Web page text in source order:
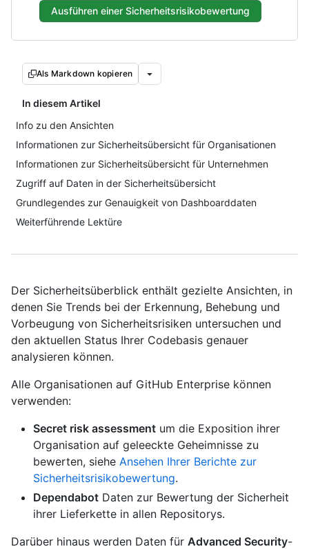
Ausführen einer Sicherheitsrisikobewertung
Als Markdown kopieren
In diesem Artikel
Info zu den Ansichten
Informationen zur Sicherheitsübersicht für Organisationen
Informationen zur Sicherheitsübersicht für Unternehmen
Zugriff auf Daten in der Sicherheitsübersicht
Grundlegendes zur Genauigkeit von Dashboarddaten
Weiterführende Lektüre
Der Sicherheitsüberblick enthält gezielte Ansichten, in
denen Sie Trends bei der Erkennung, Behebung und
Vorbeugung von Sicherheitsrisiken untersuchen und
den aktuellen Status Ihrer Codebasis genauer
analysieren können.
Alle Organisationen auf GitHub Enterprise können
verwenden:
Secret risk assessment um die Exposition ihrer
Organisation auf geleeckte Geheimnisse zu
bewerten, siehe Ansehen Ihrer Berichte zur
Sicherheitsrisikobewertung.
Dependabot Daten zur Bewertung der Sicherheit
ihrer Lieferkette in allen Repositorys.
Darüber hinaus werden Daten für Advanced Security-